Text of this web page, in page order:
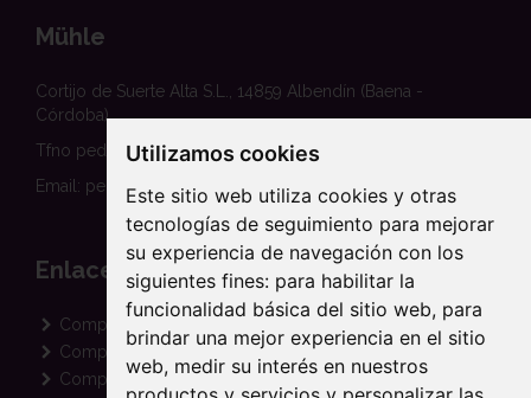
Utilizamos cookies
Este sitio web utiliza cookies y otras
tecnologías de seguimiento para mejorar
su experiencia de navegación con los
siguientes fines: para habilitar la
funcionalidad básica del sitio web, para
brindar una mejor experiencia en el sitio
web, medir su interés en nuestros
Mühle
Cortijo de Suerte Alta S.L., 14859 Albendín (Baena -
Córdoba)
Tfno pedidos: 620 458 354
Email: pedidos@suertealta.es
Enlaces
Comprar Aceite Ecológico
Comprar Aceite Arbequina
Comprar Aceite Picual